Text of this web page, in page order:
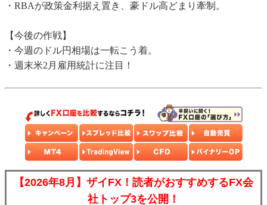
・RBAが政策金利据え置き、豪ドル高どまり牽制。
【今後の作戦】
・今週のドル円相場は一転こう着。
・週末米2月雇用統計に注目！
【2026年8月】ザイFX！読者がおすすめするFX会
社トップ3を公開！